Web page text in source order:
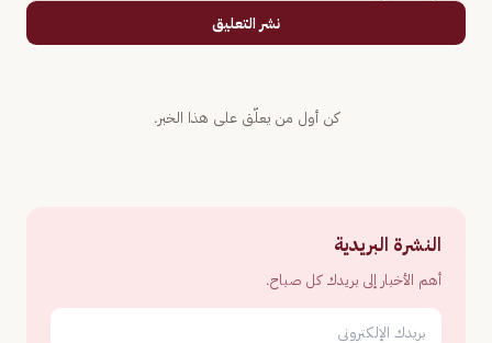
نشر التعليق
كن أول من يعلّق على هذا الخبر.
النشرة البريدية
أهم الأخبار إلى بريدك كل صباح.